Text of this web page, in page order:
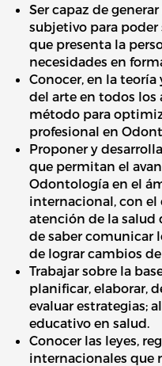
Ser capaz de
subjetivo para
que presenta la
necesidades en
Conocer, en la
del arte en todos
método para
profesional en
Proponer y
que permitan el
Odontología en el
internacional, con el
atención de la salud
de saber comunicar
de lograr cambios
Trabajar sobre la
planificar, elaborar,
evaluar estrategias;
educativo en salud.
Conocer las leyes,
internacionales que